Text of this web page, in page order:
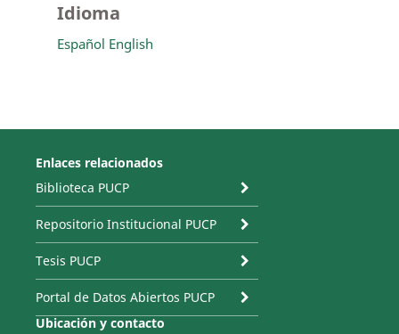
Idioma
Español English
Enlaces relacionados
Biblioteca PUCP
Repositorio Institucional PUCP
Tesis PUCP
Portal de Datos Abiertos PUCP
Ubicación y contacto